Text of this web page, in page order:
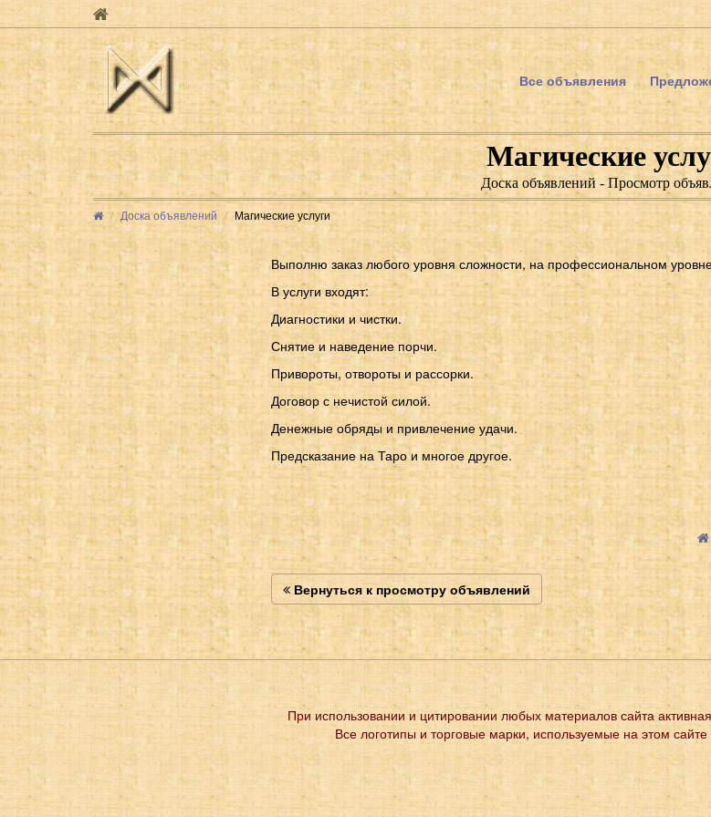
Все объявления
Магические
Доска объявлений - Просмотр
Доска объявлений
Магические услуги
Выполню заказ любого уровня сложности, на профессиональном
В услуги входят:
Диагностики и чистки.
Снятие и наведение порчи.
Привороты, отвороты и рассорки.
Договор с нечистой силой.
Денежные обряды и привлечение удачи.
Предсказание на Таро и многое другое.
Вернуться к просмотру объявлений
При использовании и цитировании любых материалов сайта
Все логотипы и торговые марки, используемые на этом сайте